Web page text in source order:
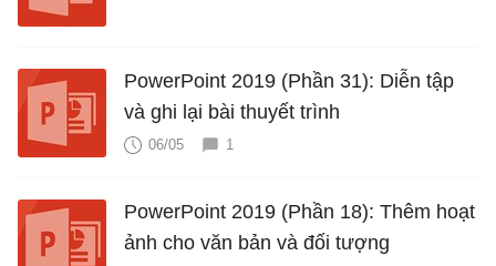
PowerPoint 2019 (Phần 31): Diễn tập
và ghi lại bài thuyết trình
06/05 1
PowerPoint 2019 (Phần 18): Thêm hoạt
ảnh cho văn bản và đối tượng